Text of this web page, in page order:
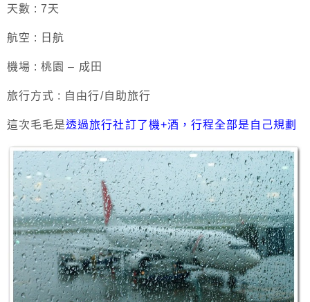
天數 : 7天
航空 : 日航
機場 : 桃園 – 成田
旅行方式 : 自由行/自助旅行
這次毛毛是透過旅行社訂了機+酒，行程全部是自己規劃